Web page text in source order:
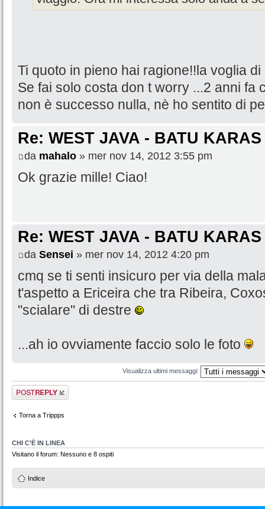
Ti quoto in pieno hai ragione!!la voglia
Se fai solo costa don t worry ...2 anni fa
non è successo nulla, nè ho sentito di
Re: WEST JAVA - BATU KARAS
da mahalo » mer nov 14, 2012 3:55 pm
Ok grazie mille! Ciao!
Re: WEST JAVA - BATU KARAS
da Sensei » mer nov 14, 2012 4:20 pm
cmq se ti senti insicuro per via della
t'aspetto a Ericeira che tra Ribeira,
"scialare" di destre
...ah io ovviamente faccio solo le foto
Visualizza ultimi messaggi:
Rispondi al
messaggio
Torna a Trippps
CHI C’È IN LINEA
Visitano il forum: Nessuno e 8 ospiti
Indice